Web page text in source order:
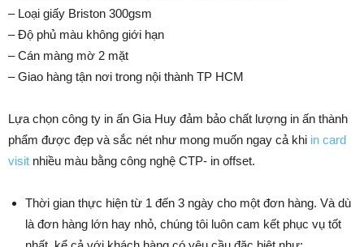
– Loại giấy Briston 300gsm
– Độ phủ màu không giới hạn
– Cán màng mờ 2 mặt
– Giao hàng tận nơi trong nội thành TP HCM
Lựa chọn công ty in ấn Gia Huy đảm bảo chất lượng in ấn thành
phẩm được đẹp và sắc nét như mong muốn ngay cả khi in card
visit nhiều màu bằng công nghệ CTP- in offset.
Thời gian thực hiện từ 1 đến 3 ngày cho một đơn hàng. Và dù
là đơn hàng lớn hay nhỏ, chúng tôi luôn cam kết phục vụ tốt